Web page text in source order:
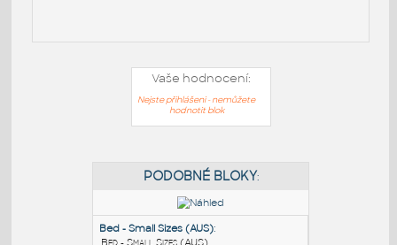
Vaše hodnocení:
Nejste přihlášeni - nemůžete
hodnotit blok